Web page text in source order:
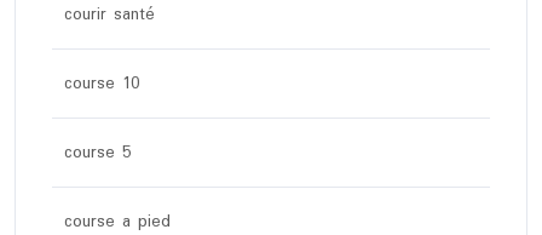
courir santé
course 10
course 5
course a pied